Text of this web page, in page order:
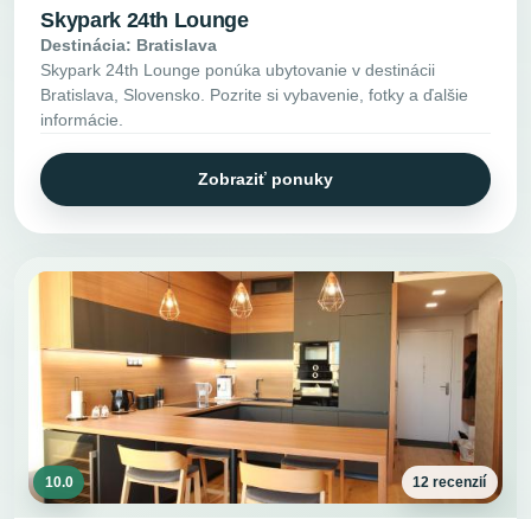
Skypark 24th Lounge
Destinácia: Bratislava
Skypark 24th Lounge ponúka ubytovanie v destinácii
Bratislava, Slovensko. Pozrite si vybavenie, fotky a ďalšie
informácie.
Zobraziť ponuky
10.0 12 recenzií